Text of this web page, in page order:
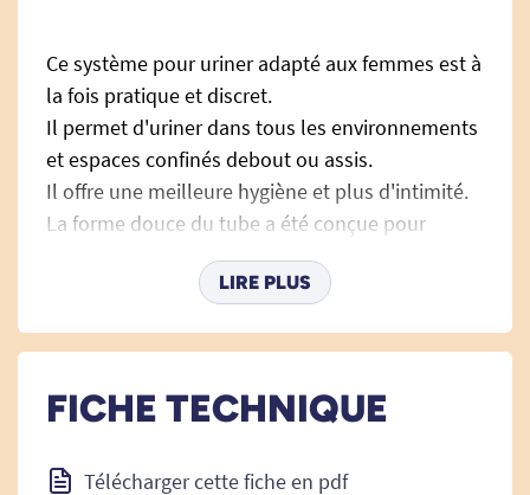
Ce système pour uriner adapté aux femmes est à
la fois pratique et discret.
Il permet d'uriner dans tous les environnements
et espaces confinés debout ou assis.
Il offre une meilleure hygiène et plus d'intimité.
La forme douce du tube a été conçue pour
l'anatomie féminime et empêche les fuites
d'urine non désirées.
Rehacare 2008.
1. Descendre un peu le pantalon et déplacez le
2. Appuyer légèrement Pibella et laisser couler
LIRE PLUS
FICHE TECHNIQUE
Télécharger cette fiche en pdf